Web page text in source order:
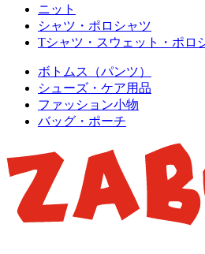
ニット
シャツ・ポロシャツ
Tシャツ・スウェット・ポロ
ボトムス（パンツ）
シューズ・ケア用品
ファッション小物
バッグ・ポーチ